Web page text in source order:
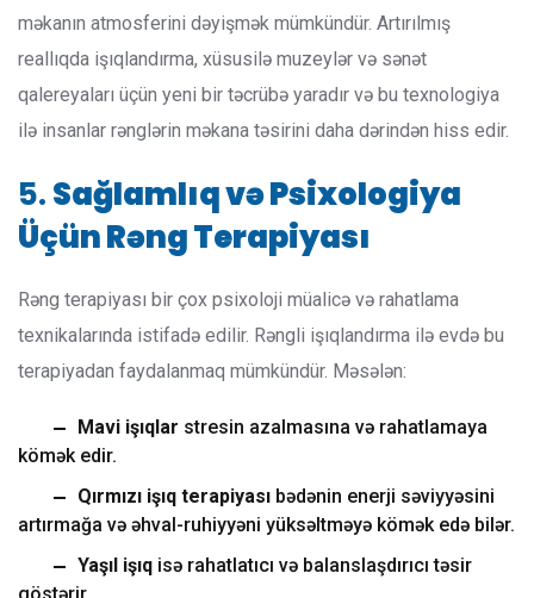
məkanın atmosferini dəyişmək mümkündür. Artırılmış
reallıqda işıqlandırma, xüsusilə muzeylər və sənət
qalereyaları üçün yeni bir təcrübə yaradır və bu texnologiya
ilə insanlar rənglərin məkana təsirini daha dərindən hiss edir.
5.Sağlamlıq və Psixologiya
Üçün Rəng Terapiyası
Rəng terapiyası bir çox psixoloji müalicə və rahatlama
texnikalarında istifadə edilir. Rəngli işıqlandırma ilə evdə bu
terapiyadan faydalanmaq mümkündür. Məsələn:
Mavi işıqlar stresin azalmasına və rahatlamaya
kömək edir.
Qırmızı işıq terapiyası bədənin enerji səviyyəsini
artırmağa və əhval-ruhiyyəni yüksəltməyə kömək edə bilər.
Yaşıl işıq isə rahatlatıcı və balanslaşdırıcı təsir